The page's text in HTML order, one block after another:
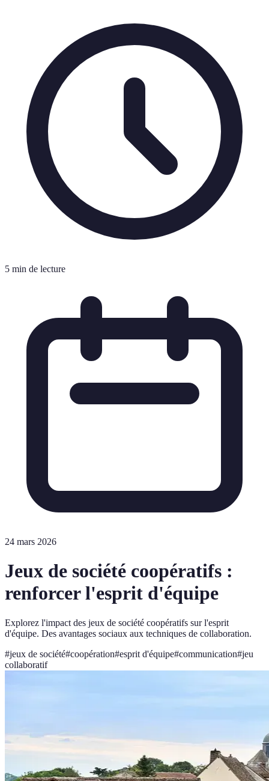
5 min de lecture
24 mars 2026
Jeux de société coopératifs :
renforcer l'esprit d'équipe
Explorez l'impact des jeux de société coopératifs sur l'esprit
d'équipe. Des avantages sociaux aux techniques de collaboration.
#jeux de société#coopération#esprit d'équipe#communication#jeu
collaboratif